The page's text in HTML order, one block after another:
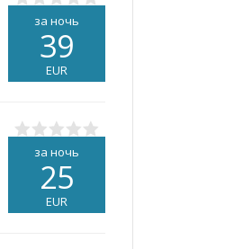
за ночь
39
EUR
за ночь
25
EUR